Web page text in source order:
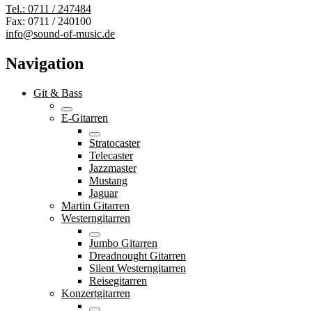
Tel.: 0711 / 247484
Fax: 0711 / 240100
info@sound-of-music.de
Navigation
Git & Bass
E-Gitarren
Stratocaster
Telecaster
Jazzmaster
Mustang
Jaguar
Martin Gitarren
Westerngitarren
Jumbo Gitarren
Dreadnought Gitarren
Silent Westerngitarren
Reisegitarren
Konzertgitarren